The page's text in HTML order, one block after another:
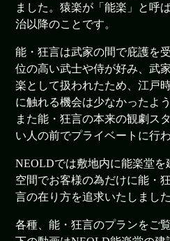
ました。猿楽が「能楽」と呼
治以降のことです。
能・狂言は武家の間で庇護を
位の高い武士や侍が好み、武
楽として扱われたため、江戸
に触れる機会は少なかったよう
また能・狂言の本来の観劇ス
い人の前でプライベートに行
NEOLDでは敷地内に能楽堂
空間でお客様の為だけに能・
言の在り方を追求いたしました
各種、能・狂言のプランをご